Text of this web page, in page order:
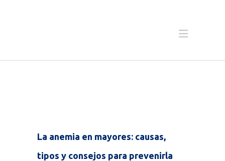
La anemia en mayores: causas,
tipos y consejos para prevenirla